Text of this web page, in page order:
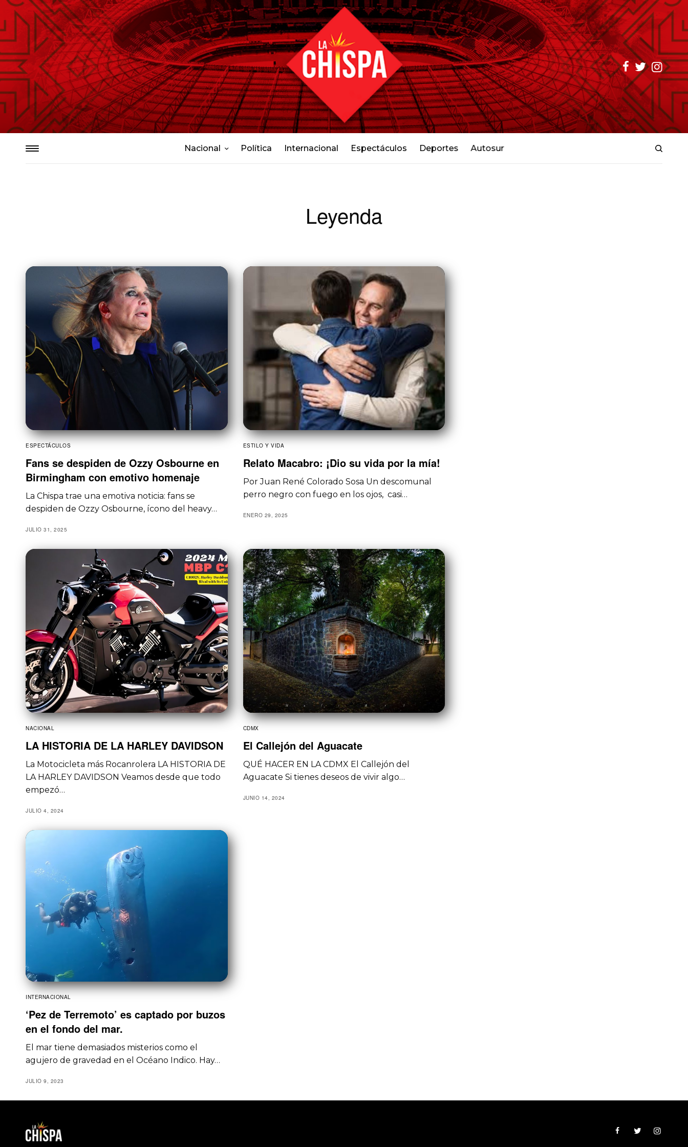
Nacional Política Internacional Espectáculos Deportes Autosur
Leyenda
ESPECTÁCULOS
Fans se despiden de Ozzy Osbourne en
Birmingham con emotivo homenaje
La Chispa trae una emotiva noticia: fans se
despiden de Ozzy Osbourne, ícono del heavy…
JULIO 31, 2025
ESTILO Y VIDA
Relato Macabro: ¡Dio su vida por la mía!
Por Juan René Colorado Sosa Un descomunal
perro negro con fuego en los ojos, casi…
ENERO 29, 2025
NACIONAL
LA HISTORIA DE LA HARLEY DAVIDSON
La Motocicleta más Rocanrolera LA HISTORIA DE
LA HARLEY DAVIDSON Veamos desde que todo
empezó…
JULIO 4, 2024
CDMX
El Callejón del Aguacate
QUÉ HACER EN LA CDMX El Callejón del
Aguacate Si tienes deseos de vivir algo…
JUNIO 14, 2024
INTERNACIONAL
‘Pez de Terremoto’ es captado por buzos
en el fondo del mar.
El mar tiene demasiados misterios como el
agujero de gravedad en el Océano Indico. Hay…
JULIO 9, 2023